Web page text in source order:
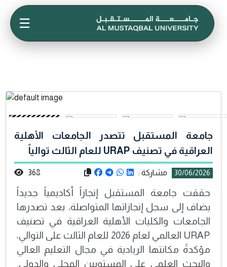
☰
جامعة المستقبل تتصدر الجامعات الأهلية
العراقية في تصنيف URAP للعام الثالث توالياً
30/06/2026 مشاركة : 368
حققت جامعة المستقبل إنجازاً أكاديمياً جديداً
يضاف إلى سجل إنجازاتها المتواصلة، بعد تصدرها
الجامعات والكليات الأهلية العراقية في تصنيف
URAP العالمي لعام 2026 للعام الثالث على التوالي،
مؤكدةً مكانتها الريادية في مجال التعليم العالي
والبحث العلمي على المستويين المحلي والدولي.